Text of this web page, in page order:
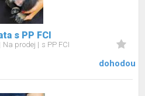
s PP FCI
Na prodej s PP FCI
dohodou